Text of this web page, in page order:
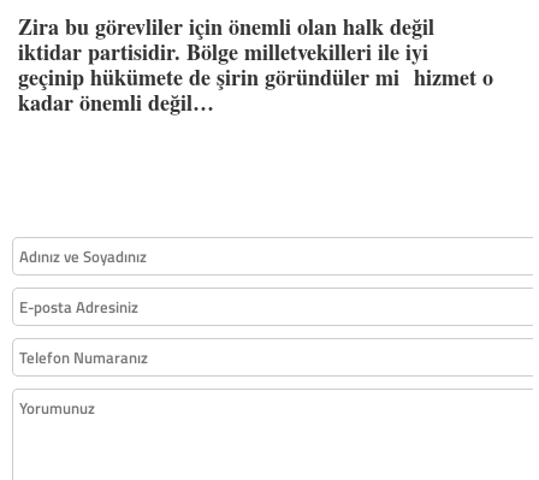
Zira bu görevliler için önemli olan halk değil
iktidar partisidir. Bölge milletvekilleri ile iyi
geçinip hükümete de şirin göründüler mi hizmet o
kadar önemli değil…